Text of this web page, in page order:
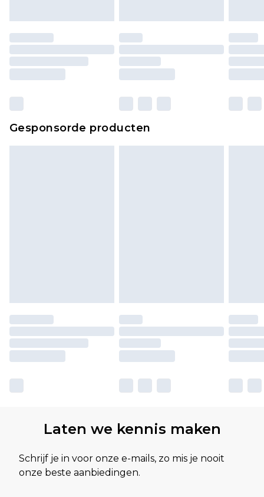
Huishoudelijke artikelen, zoals beddengoed,
matrassen, toppers en kussens, moeten
ongebruikt zijn en in de originele, ongeopende
wettelijke rechten.
bekijken.
Gesponsorde producten
Laten we kennis maken
Schrijf je in voor onze e-mails, zo mis je nooit
onze beste aanbiedingen.